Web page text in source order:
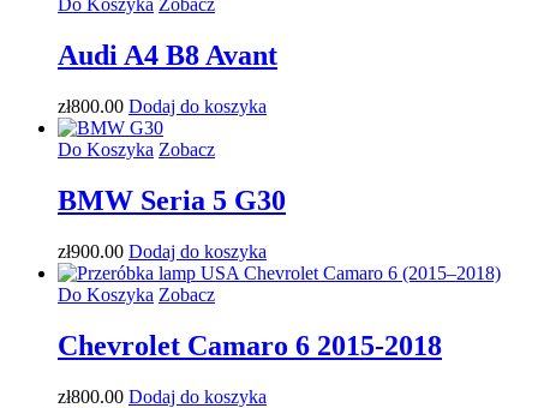
Do Koszyka Zobacz
Audi A4 B8 Avant
zł800.00 Dodaj do koszyka
Do Koszyka Zobacz
BMW Seria 5 G30
zł900.00 Dodaj do koszyka
Do Koszyka Zobacz
Chevrolet Camaro 6 2015-2018
zł800.00 Dodaj do koszyka